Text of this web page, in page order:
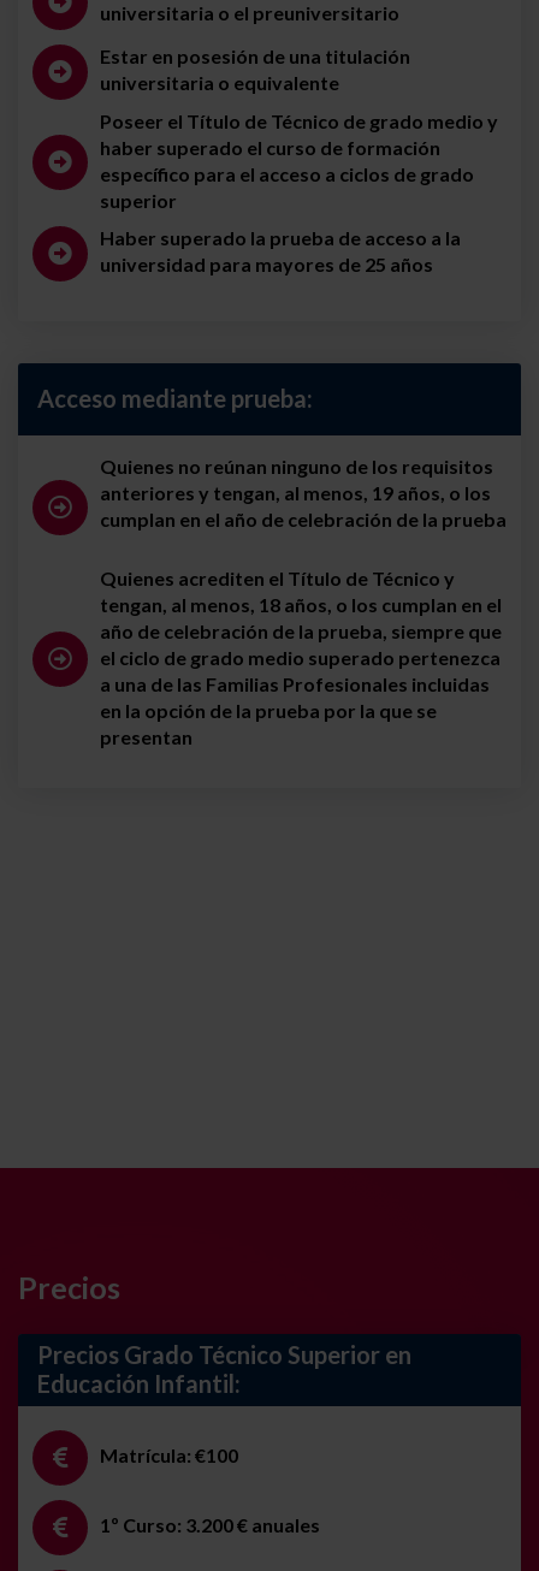
universitaria o el preuniversitario
Estar en posesión de una titulación
universitaria o equivalente
Poseer el Título de Técnico de grado medio y
haber superado el curso de formación
específico para el acceso a ciclos de grado
superior
Haber superado la prueba de acceso a la
universidad para mayores de 25 años
Acceso mediante prueba:
Quienes no reúnan ninguno de los requisitos
anteriores y tengan, al menos, 19 años, o los
cumplan en el año de celebración de la prueba
Quienes acrediten el Título de Técnico y
tengan, al menos, 18 años, o los cumplan en el
año de celebración de la prueba, siempre que
el ciclo de grado medio superado pertenezca
a una de las Familias Profesionales incluidas
en la opción de la prueba por la que se
presentan
Precios
Precios Grado Técnico Superior en
Educación Infantil:
Matrícula: €100
1º Curso: 3.200 € anuales